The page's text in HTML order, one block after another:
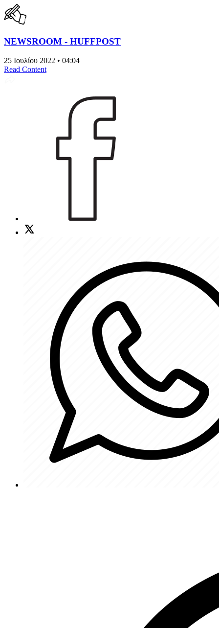
NEWSROOM - HUFFPOST
25 Ιουλίου 2022 • 04:04
Read Content